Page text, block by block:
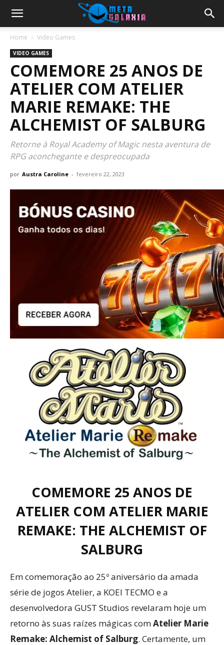
Home Video Games
VIDEO GAMES
COMEMORE 25 ANOS DE
ATELIER COM ATELIER
MARIE REMAKE: THE
ALCHEMIST OF SALBURG
Retorne à Royal Academy of Magic nesta aventura de
RPG aconchegante e despreocupada
por Austra Caroline - fevereiro 22, 2023
COMEMORE 25 ANOS DE
ATELIER COM ATELIER MARIE
REMAKE: THE ALCHEMIST OF
SALBURG
Em comemoração ao 25º aniversário da amada
série de jogos Atelier, a KOEI TECMO e a
desenvolvedora GUST Studios revelaram hoje um
retorno às suas raízes mágicas comAtelier Marie
Remake: Alchemist of Salburg. Certamente, um